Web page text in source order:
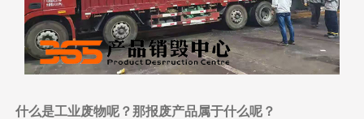
什么是工业废物呢？那报废产品属于什么呢？